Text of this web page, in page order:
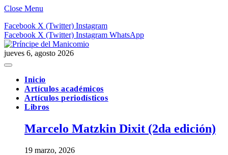
Close Menu
Facebook X (Twitter) Instagram
Facebook X (Twitter) Instagram WhatsApp
jueves 6, agosto 2026
Inicio
Artículos académicos
Artículos periodísticos
Libros
Marcelo Matzkin Dixit (2da edición)
19 marzo, 2026